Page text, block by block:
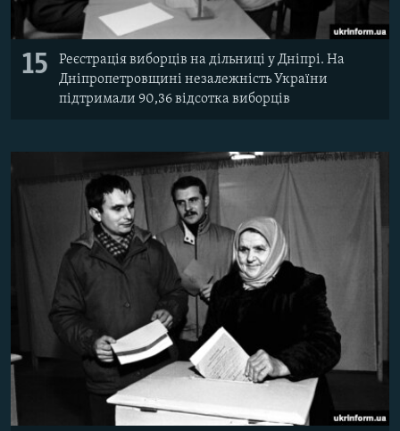
15
Реєстрація виборців на дільниці у Дніпрі. На
Дніпропетровщині незалежність України
підтримали 90,36 відсотка виборців